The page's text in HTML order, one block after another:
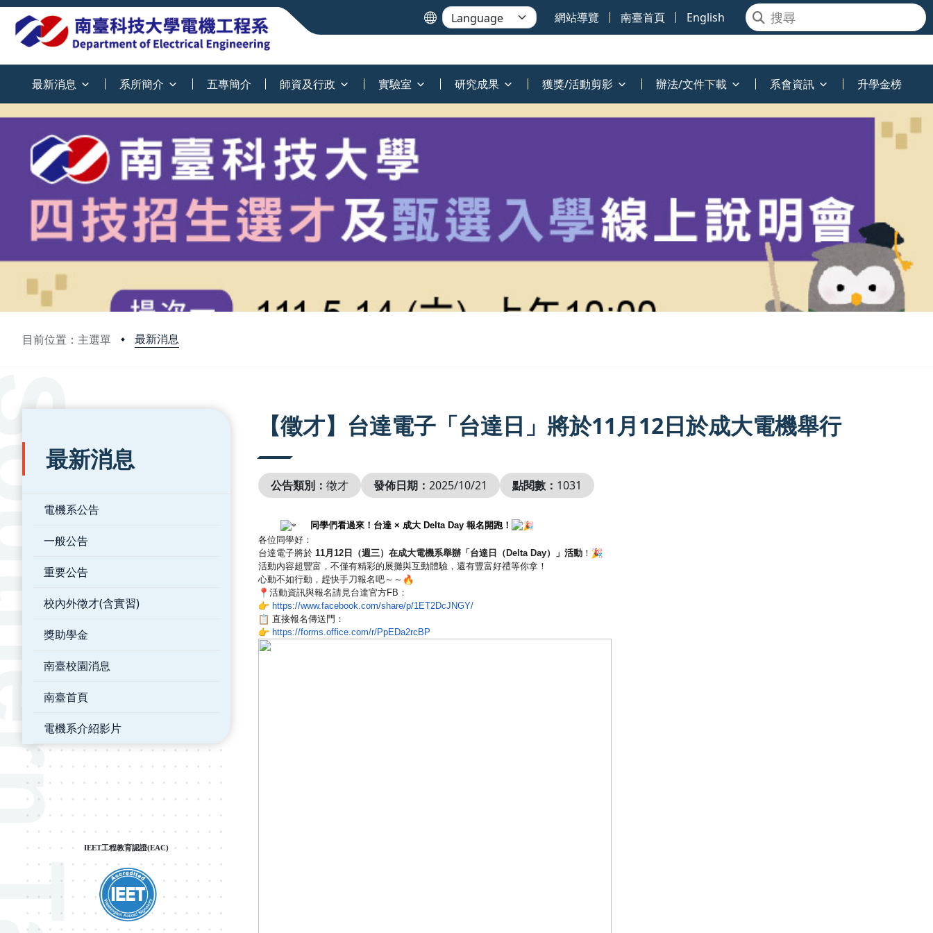
網站導覽 南臺首頁 English
最新消息 系所簡介 五專簡介 師資及行政 實驗室 研究成果 獲獎/活動剪影 辦法/文件下載 系會資訊 升學金榜
目前位置：主選單 最新消息
:::
最新消息
電機系公告
一般公告
重要公告
校內外徵才(含實習)
獎助學金
南臺校園消息
南臺首頁
電機系介紹影片
IEET工程教育認證(EAC)
【徵才】台達電子「台達日」將於11月12日於成大電機舉行
公告類別： 徵才 發佈日期： 2025/10/21 點閱數： 1031
同學們看過來！台達 × 成大 Delta Day 報名開跑！
各位同學好：
台達電子將於 11月 12日（週三）在成大電機系舉辦「台達日（Delta Day）」活動 ！
活動內容超豐富，不僅有精彩的展攤與互動體驗， 還有豐富好禮等你拿！
心動不如行動，趕快手刀報名吧～～
活動資訊與報名請見台達官方FB ：
https://www.facebook.com/share/p/1ET2DcJNGY/
直接報名傳送門：
https://forms.office.com/r/PpEDa2rcBP